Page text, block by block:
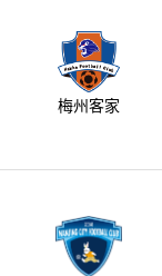
梅州客家